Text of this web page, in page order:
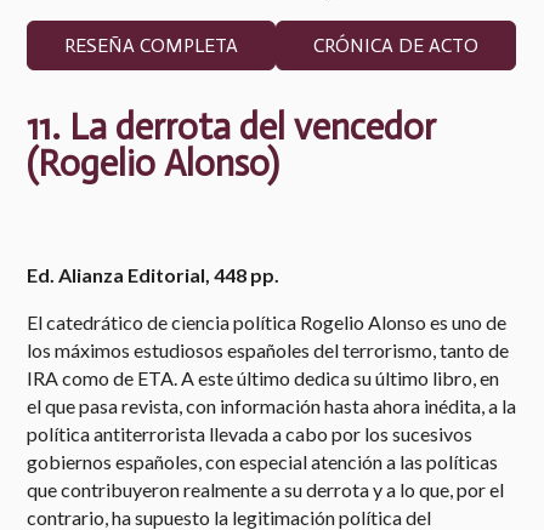
RESEÑA COMPLETA CRÓNICA DE ACTO
11. La derrota del vencedor
(Rogelio Alonso)
Ed. Alianza Editorial, 448 pp.
El catedrático de ciencia política Rogelio Alonso es uno de
los máximos estudiosos españoles del terrorismo, tanto de
IRA como de ETA. A este último dedica su último libro, en
el que pasa revista, con información hasta ahora inédita, a la
política antiterrorista llevada a cabo por los sucesivos
gobiernos españoles, con especial atención a las políticas
que contribuyeron realmente a su derrota y a lo que, por el
contrario, ha supuesto la legitimación política del